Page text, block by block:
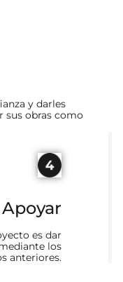
y darles
sus obras como
Apoyar
es dar
los
anteriores.